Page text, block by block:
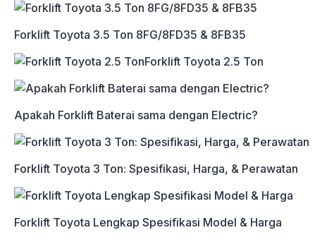
Forklift Toyota 3.5 Ton 8FG/8FD35 & 8FB35
Forklift Toyota 2.5 Ton
Apakah Forklift Baterai sama dengan Electric?
Forklift Toyota 3 Ton: Spesifikasi, Harga, & Perawatan
Forklift Toyota Lengkap Spesifikasi Model & Harga